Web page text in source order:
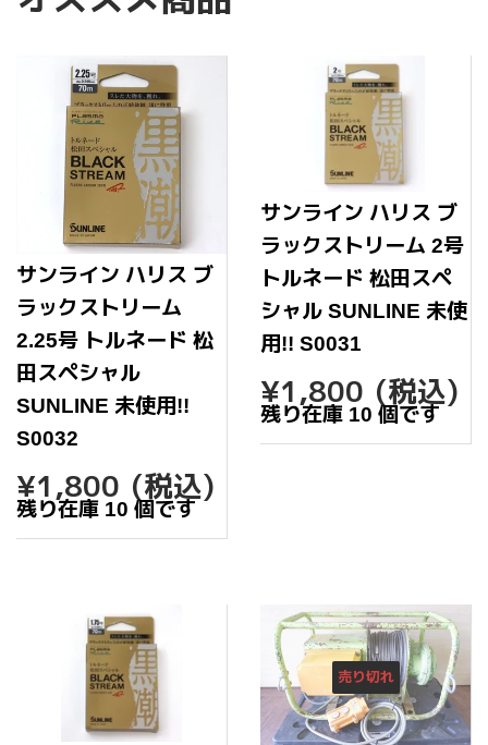
サンライン ハリス ブ
ラックストリーム
2.25号 トルネード 松
田スペシャル
SUNLINE 未使用!!
S0032
通
常
価
格
¥1,800 ¥1,800
(税込)
残り在庫 10 個です
サンライン ハリス ブ
ラックストリーム 2号
トルネード 松田スペ
シャル SUNLINE 未使
用!! S0031
通
常
価
格
¥1,800 (税込)
残り在庫 10 個です
売り切れ